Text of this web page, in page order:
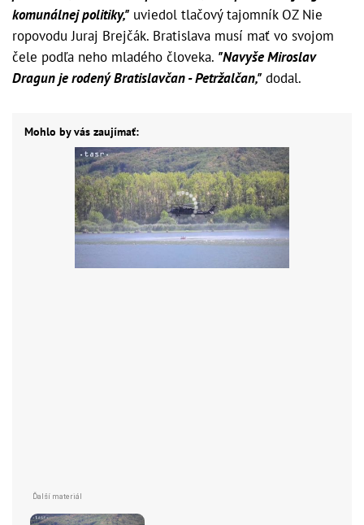
komunálnej politiky," uviedol tlačový tajomník OZ Nie
ropovodu Juraj Brejčák. Bratislava musí mať vo svojom
čele podľa neho mladého človeka. "Navyše Miroslav
Dragun je rodený Bratislavčan - Petržalčan," dodal.
Mohlo by vás zaujímať: